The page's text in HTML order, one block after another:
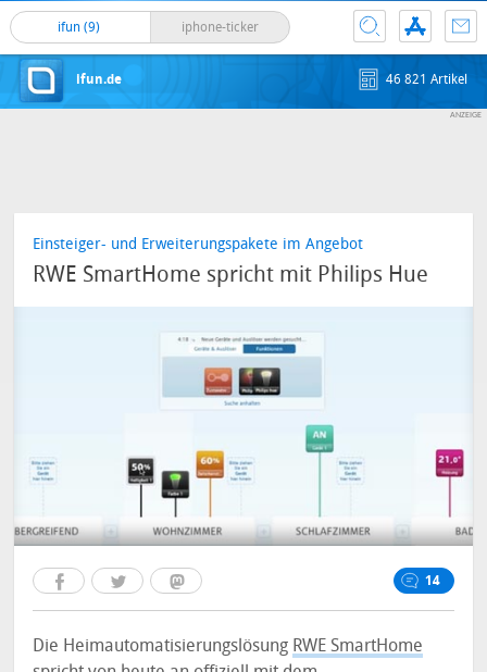
ifun (9) iphone-ticker
ifun.de 46 821 Artikel
Einsteiger- und Erweiterungspakete im Angebot
RWE SmartHome spricht mit Philips Hue
14
Die Heimautomatisierungslösung RWE SmartHome